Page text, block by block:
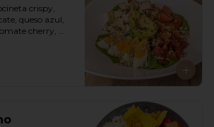
crispy,
queso azul,
cherry,